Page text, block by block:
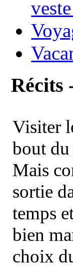
Récits
Visiter
bout
Mais
sortie
temps
bien
choix